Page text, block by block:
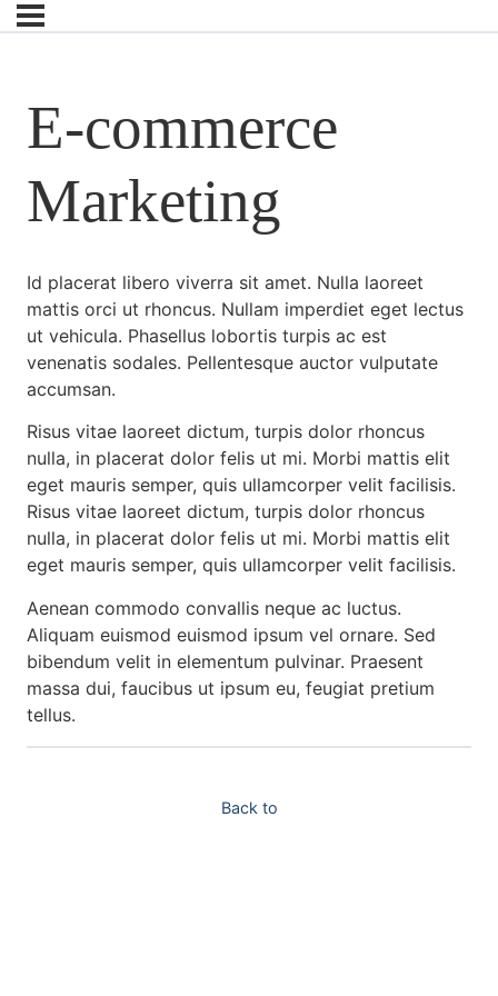
E-commerce
Marketing
Id placerat libero viverra sit amet. Nulla laoreet
mattis orci ut rhoncus. Nullam imperdiet eget lectus
ut vehicula. Phasellus lobortis turpis ac est
venenatis sodales. Pellentesque auctor vulputate
accumsan.
Risus vitae laoreet dictum, turpis dolor rhoncus
nulla, in placerat dolor felis ut mi. Morbi mattis elit
eget mauris semper, quis ullamcorper velit facilisis.
Risus vitae laoreet dictum, turpis dolor rhoncus
nulla, in placerat dolor felis ut mi. Morbi mattis elit
eget mauris semper, quis ullamcorper velit facilisis.
Aenean commodo convallis neque ac luctus.
Aliquam euismod euismod ipsum vel ornare. Sed
bibendum velit in elementum pulvinar. Praesent
massa dui, faucibus ut ipsum eu, feugiat pretium
tellus.
Back to